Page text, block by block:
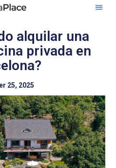
alquilar una
privada en
25, 2025